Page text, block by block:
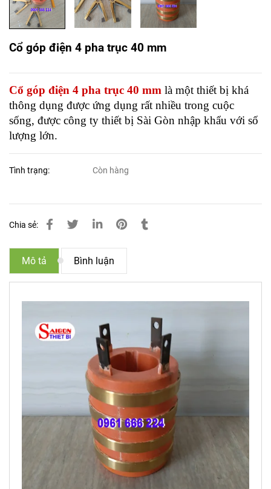
Cổ góp điện 4 pha trục 40 mm
Cổ góp điện 4 pha trục 40 mm là một thiết bị khá
thông dụng được ứng dụng rất nhiều trong cuộc
sống, được công ty thiết bị Sài Gòn nhập khẩu với số
lượng lớn.
Tình trạng: Còn hàng
Chia sẻ:
Mô tả Bình luận